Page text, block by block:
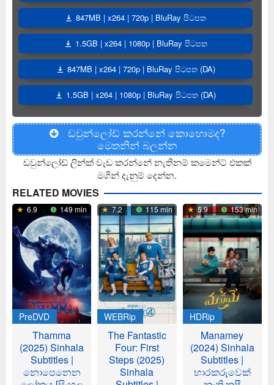
847MB | x264 | 720p | BluRay පිටපත
1.5GB | x264 | 1080p | BluRay පිටපත
847MB | x264 | 720p | BluRay පිටපත (DA)
1.5GB | x264 | 1080p | BluRay පිටපත (DA)
ඩවුන්ලෝඩ් කරන්නේ කොහොමද?
මෙතනින් බලන්න
ඩවුන්ලෝඩ් ලින්ක් වැඩ කරන්නේ නැතිනම් කමෙන්ට් එකක්
මගින් දැනුම් දෙන්න.
RELATED MOVIES
6.9 149 min
PreDVD
Thamma
(2025) Sinhala
Subtitles |
නොපෙනෙන
7.2 115 min
WEBRip
The Fantastic
Four: First
Steps (2025)
Sinhala
5.9 153 min
HDRip
Manamey
(2024) Sinhala
Subtitles |
භාරකරුවෙක්